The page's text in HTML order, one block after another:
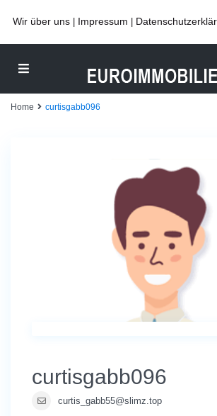
Wir über uns Impressum
Home curtisgabb096
curtisgabb096
curtis_gabb55@slimz.top